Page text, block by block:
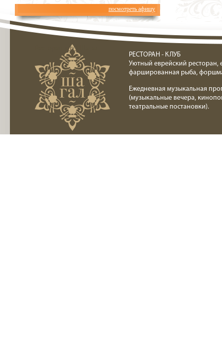
посмотреть афишу
Ресторан клуб Шагал
РЕСТОРАН - КЛУБ
Уютный еврейский ресторан,
фаршированная рыба,
Ежедневная музыкальная
(музыкальные вечера,
театральные постановки).